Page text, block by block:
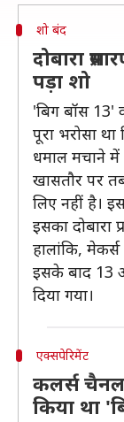
शो बंद
दोबारा
पड़ा शो
'बिग बॉस 13'
पूरा भरोसा
धमाल मचाने में
खासतौर पर
लिए नहीं है।
इसका दोबारा
हालांकि,
इसके बाद 13
दिया गया।
एक्सपेरिमेंट
कलर्स
किया था